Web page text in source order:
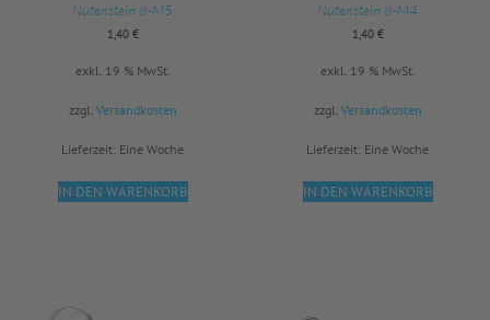
Nutenstein 8-M5
1,40 €
exkl. 19 % MwSt.
zzgl. Versandkosten
Lieferzeit: Eine Woche
IN DEN WARENKORB
Nutenstein 8-M4
1,40 €
exkl. 19 % MwSt.
zzgl. Versandkosten
Lieferzeit: Eine Woche
IN DEN WARENKORB